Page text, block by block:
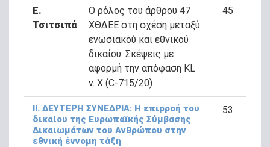
Ε.
Τσιτσιπά
Ο ρόλος του άρθρου 47
ΧΘΔΕΕ στη σχέση μεταξύ
ενωσιακού και εθνικού
δικαίου: Σκέψεις με
αφορμή την απόφαση KL
v. X (C-715/20)
45
ΙΙ. ΔΕΥΤΕΡΗ ΣΥΝΕΔΡΙΑ: Η επιρροή του
δικαίου της Ευρωπαϊκής Σύμβασης
Δικαιωμάτων του Ανθρώπου στην
εθνική έννομη τάξη
53